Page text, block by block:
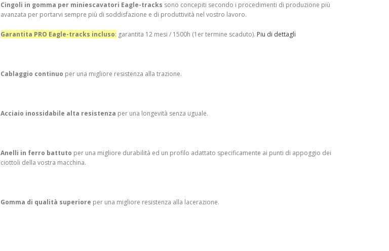
Cingoli in gomma per miniescavatori Eagle-tracks sono concepiti secondo i procedimenti di produzione più
avanzata per portarvi sempre più di soddisfazione e di produttività nel vostro lavoro.
Garantita PRO Eagle-tracks incluso: garantita 12 mesi / 1500h (1er termine scaduto). Piu di dettagli
Cablaggio continuo per una migliore resistenza alla trazione.
Acciaio inossidabile alta resistenza per una longevità senza uguale.
Anelli in ferro battuto per una migliore durabilità ed un profilo adattato specificamente ai punti di appoggio dei
ciottoli della vostra macchina.
Gomma di qualità superiore per una migliore resistenza alla lacerazione.